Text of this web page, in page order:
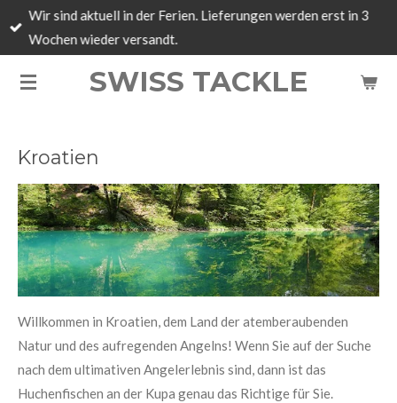
Zum
Hauptinhalt
SWISS TACKLE
Wir sind aktuell in der Ferien. Lieferungen werden erst in 3
Wochen wieder versandt.
Kroatien
Willkommen in Kroatien, dem Land der atemberaubenden
Natur und des aufregenden Angelns! Wenn Sie auf der Suche
nach dem ultimativen Angelerlebnis sind, dann ist das
Huchenfischen an der Kupa genau das Richtige für Sie.